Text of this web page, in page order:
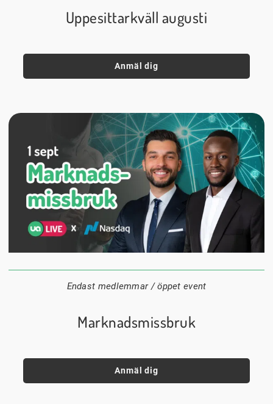
Uppesittarkväll augusti
Anmäl dig
1 september
18:00
Digitalt
Endast medlemmar / öppet event
Marknadsmissbruk
Anmäl dig